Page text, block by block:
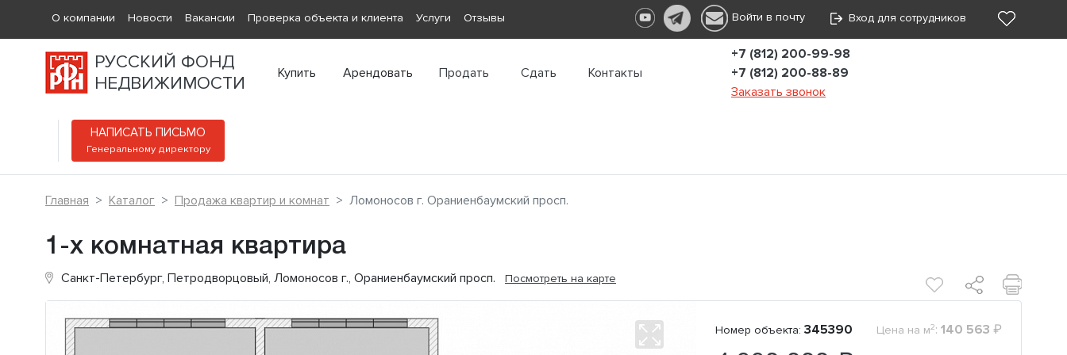
О компании Новости Вакансии Проверка объекта и клиента Услуги Отзывы Войти в почту Вход для сотрудников
РУССКИЙ ФОНД
НЕДВИЖИМОСТИ
Купить Арендовать Продать Сдать Контакты
+7 (812) 200-99-98
+7 (812) 200-88-89
Заказать звонок
НАПИСАТЬ ПИСЬМО
Генеральному директору
Главная Каталог Продажа квартир и комнат Ломоносов г. Ораниенбаумский просп.
1-х комнатная квартира
Санкт-Петербург, Петродворцовый, Ломоносов г., Ораниенбаумский просп. Посмотреть на карте
Номер объекта: 345390 Цена на м2: 140 563 ₽